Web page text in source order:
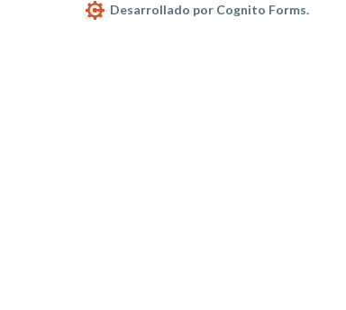
Desarrollado por Cognito Forms.